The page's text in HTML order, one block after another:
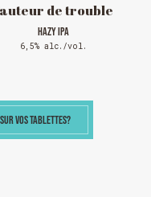
de trouble
HAZY IPA
6,5% alc./vol.
VOS TABLETTES?